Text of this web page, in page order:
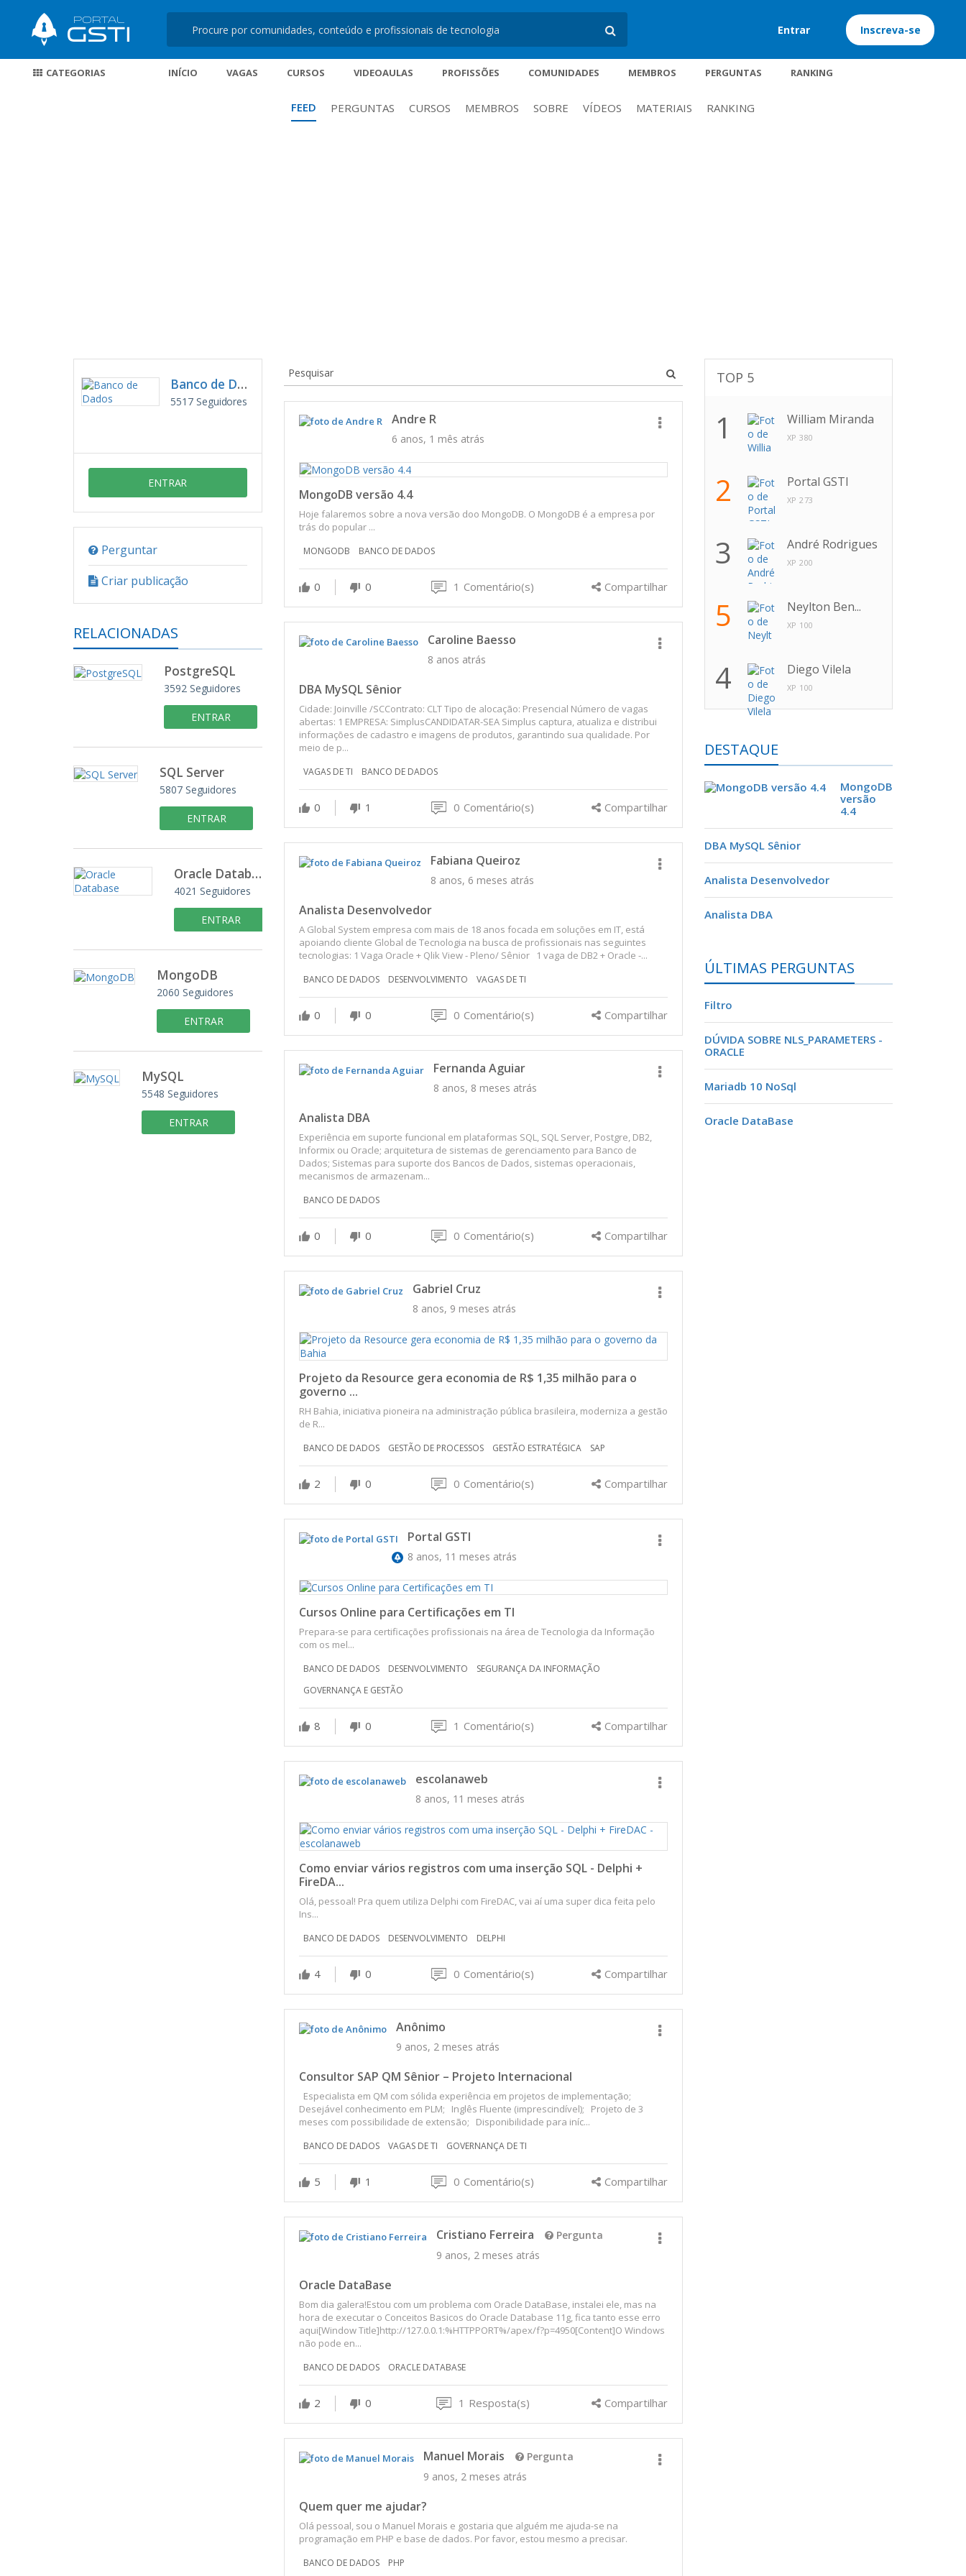
Entrar Inscreva-se
CATEGORIAS INÍCIO VAGAS CURSOS VIDEOAULAS PROFISSÕES COMUNIDADES MEMBROS PERGUNTAS RANKING
FEED PERGUNTAS CURSOS MEMBROS SOBRE VÍDEOS MATERIAIS RANKING
Banco de Dados
5517Seguidores
ENTRAR
Perguntar
Criar publicação
RELACIONADAS
PostgreSQL
3592Seguidores
ENTRAR
SQL Server
5807Seguidores
ENTRAR
Oracle Database
4021 Seguidores
ENTRAR
MongoDB
2060 Seguidores
ENTRAR
MySQL
5548 Seguidores
ENTRAR
Pesquisar
Andre R
6 anos, 1 mês atrás
MongoDB versão 4.4
Hoje falaremos sobre a nova versão doo MongoDB. O MongoDB é a empresa por
trás do popular ...
MONGODB BANCO DE DADOS
0 0 1 Comentário(s) Compartilhar
Caroline Baesso
8 anos atrás
DBA MySQL Sênior
Cidade: Joinville /SCContrato: CLT Tipo de alocação: Presencial Número de vagas
abertas: 1 EMPRESA: SimplusCANDIDATAR-SEA Simplus captura, atualiza e distribui
informações de cadastro e imagens de produtos, garantindo sua qualidade. Por
meio de p...
VAGAS DE TI BANCO DE DADOS
0 1 0 Comentário(s) Compartilhar
Fabiana Queiroz
8 anos, 6 meses atrás
Analista Desenvolvedor
A Global System empresa com mais de 18 anos focada em soluções em IT, está
apoiando cliente Global de Tecnologia na busca de profissionais nas seguintes
tecnologias: 1 Vaga Oracle + Qlik View - Pleno/ Sênior 1 vaga de DB2 + Oracle -...
BANCO DE DADOS DESENVOLVIMENTO VAGAS DE TI
0 0 0 Comentário(s) Compartilhar
Fernanda Aguiar
8 anos, 8 meses atrás
Analista DBA
Experiência em suporte funcional em plataformas SQL, SQL Server, Postgre, DB2,
Informix ou Oracle; arquitetura de sistemas de gerenciamento para Banco de
Dados; Sistemas para suporte dos Bancos de Dados, sistemas operacionais,
mecanismos de armazenam...
BANCO DE DADOS
0 0 0 Comentário(s) Compartilhar
Gabriel Cruz
8 anos, 9 meses atrás
Projeto da Resource gera economia de R$ 1,35 milhão para o
governo ...
RH Bahia, iniciativa pioneira na administração pública brasileira, moderniza a gestão
de R...
BANCO DE DADOS GESTÃO DE PROCESSOS GESTÃO ESTRATÉGICA SAP
2 0 0 Comentário(s) Compartilhar
Portal GSTI
8 anos, 11 meses atrás
Cursos Online para Certificações em TI
Prepara-se para certificações profissionais na área de Tecnologia da Informação
com os mel...
BANCO DE DADOS DESENVOLVIMENTO
SEGURANÇA DA INFORMAÇÃO
GOVERNANÇA E GESTÃO
8 0 1 Comentário(s) Compartilhar
escolanaweb
8 anos, 11 meses atrás
Como enviar vários registros com uma inserção SQL - Delphi +
FireDA...
Olá, pessoal! Pra quem utiliza Delphi com FireDAC, vai aí uma super dica feita pelo
Ins...
BANCO DE DADOS DESENVOLVIMENTO DELPHI
4 0 0 Comentário(s) Compartilhar
Anônimo
9 anos, 2 meses atrás
Consultor SAP QM Sênior – Projeto Internacional
Especialista em QM com sólida experiência em projetos de implementação;
Desejável conhecimento em PLM; Inglês Fluente (imprescindível); Projeto de 3
meses com possibilidade de extensão; Disponibilidade para iníc...
BANCO DE DADOS VAGAS DE TI GOVERNANÇA DE TI
5 1 0 Comentário(s) Compartilhar
Cristiano Ferreira
Pergunta
9 anos, 2 meses atrás
Oracle DataBase
Bom dia galera!Estou com um problema com Oracle DataBase, instalei ele, mas na
hora de executar o Conceitos Basicos do Oracle Database 11g, fica tanto esse erro
aqui[Window Title]http://127.0.0.1:%HTTPPORT%/apex/f?p=4950[Content]O Windows
não pode en...
BANCO DE DADOS ORACLE DATABASE
2 0 1 Resposta(s) Compartilhar
Manuel Morais
Pergunta
9 anos, 2 meses atrás
Quem quer me ajudar?
Olá pessoal, sou o Manuel Morais e gostaria que alguém me ajuda-se na
programação em PHP e base de dados. Por favor, estou mesmo a precisar.
BANCO DE DADOS PHP
TOP 5
1 William Miranda
XP 380
2 Portal GSTI
XP 273
3 André Rodrigues
XP 200
5 Neylton Ben...
XP 100
4 Diego Vilela
XP 100
DESTAQUE
MongoDB
versão
4.4
DBA MySQL Sênior
Analista Desenvolvedor
Analista DBA
ÚLTIMAS PERGUNTAS
Filtro
DÚVIDA SOBRE NLS_PARAMETERS -
ORACLE
Mariadb 10 NoSql
Oracle DataBase